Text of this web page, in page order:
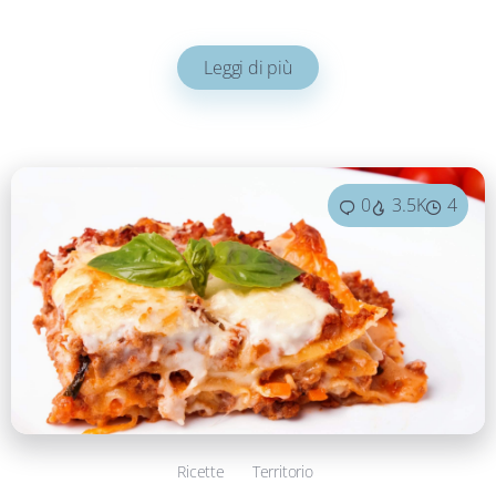
Leggi di più
0 3.5K 4
Ricette Territorio